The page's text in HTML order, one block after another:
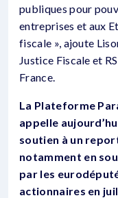
publiques pour
entreprises et aux
fiscale », ajoute
Justice Fiscale et
France.
La Plateforme
appelle
soutien à un
notamment en
par les
actionnaires en